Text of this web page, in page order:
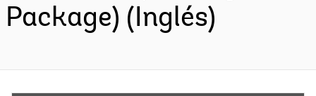
Package) (Inglés)